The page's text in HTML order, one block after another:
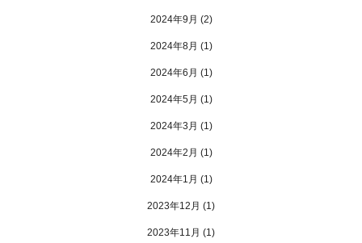
2024年9月 (2)
2024年8月 (1)
2024年6月 (1)
2024年5月 (1)
2024年3月 (1)
2024年2月 (1)
2024年1月 (1)
2023年12月 (1)
2023年11月 (1)